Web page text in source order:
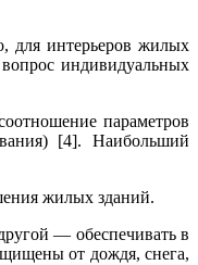
для интерьеров жилых
индивидуальных
параметров
[4]. Наибольший
жилых зданий.
— обеспечивать в
от дождя, снега,